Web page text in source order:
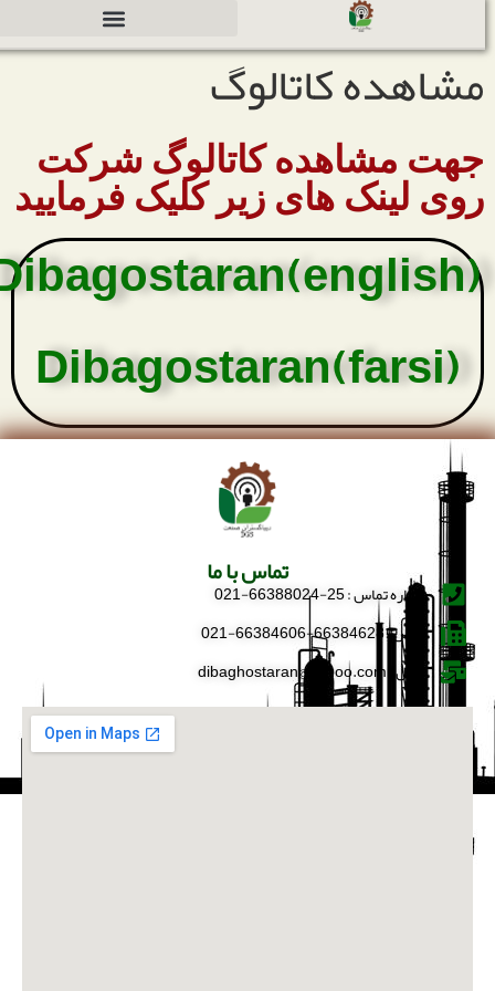
مشاهده کاتالوگ
جهت مشاهده کاتالوگ شرکت
روی لینک های زیر کلیک فرمایید
Dibagostaran(english)
Dibagostaran(farsi)
تماس با ما
شماره تماس : 25-66388024-021
فکس : 66384628-66384606-021
ایمیل : dibaghostaran@yahoo.com